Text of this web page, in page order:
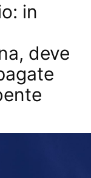
in
deve